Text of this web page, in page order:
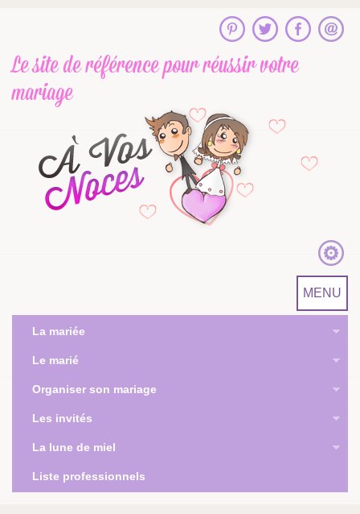
Le site de référencepour réussir votre
mariage
MENU
La mariée
Le marié
Organiser son mariage
Les invités
La lune de miel
Liste professionnels